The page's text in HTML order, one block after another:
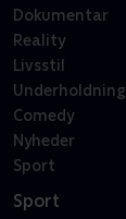
Dokumentar
Reality
Livsstil
Underholdning
Comedy
Nyheder
Sport
Sport